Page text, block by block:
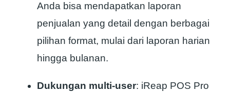
Anda bisa mendapatkan laporan
penjualan yang detail dengan berbagai
pilihan format, mulai dari laporan harian
hingga bulanan.
Dukungan multi-user: iReap POS Pro